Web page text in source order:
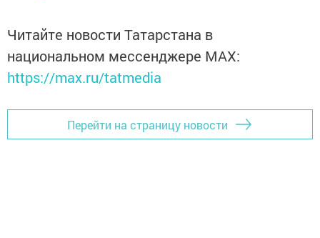
Читайте новости Татарстана в
национальном мессенджере MАХ:
https://max.ru/tatmedia
Перейти на страницу новости